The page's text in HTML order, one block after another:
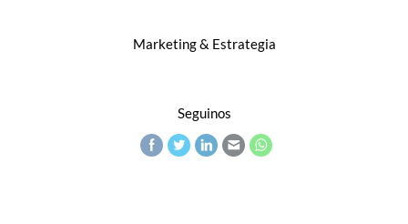
Marketing & Estrategia
Seguinos